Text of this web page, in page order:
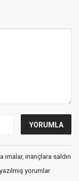
inançlara saldırı
yorumlar